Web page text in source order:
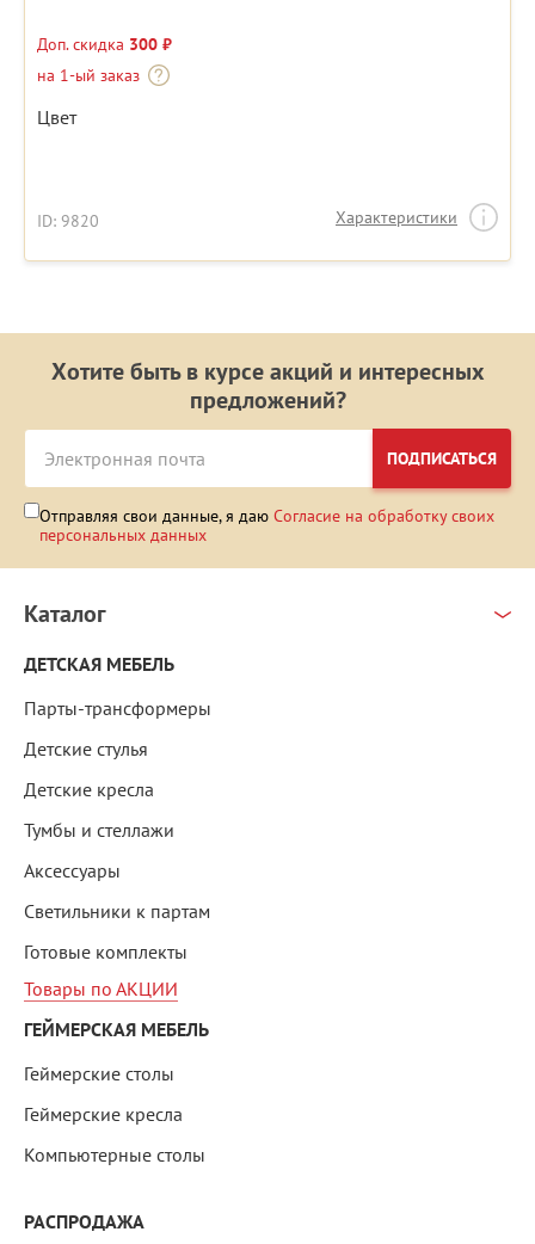
Доп. скидка 300 ₽
на 1-ый заказ
Цвет
ID: 9820 Характеристики
Хотите быть в курсе акций и интересных
предложений?
ПОДПИСАТЬСЯ
Отправляя свои данные, я даю Согласие на обработку своих
персональных данных
Каталог
ДЕТСКАЯ МЕБЕЛЬ
Парты-трансформеры
Детские стулья
Детские кресла
Тумбы и стеллажи
Аксессуары
Светильники к партам
Готовые комплекты
Товары по АКЦИИ
ГЕЙМЕРСКАЯ МЕБЕЛЬ
Геймерские столы
Геймерские кресла
Компьютерные столы
РАСПРОДАЖА